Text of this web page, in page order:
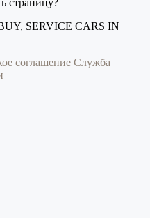
страницу?
SERVICE CARS IN
соглашение Служба